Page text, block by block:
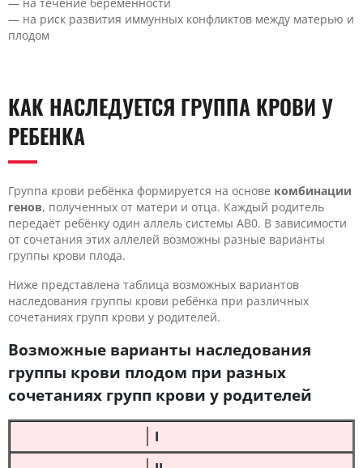
— на риск развития иммунных конфликтов между матерью и
плодом
КАК НАСЛЕДУЕТСЯ ГРУППА КРОВИ У
РЕБЕНКА
Группа крови ребёнка формируется на основе комбинации
генов, полученных от матери и отца. Каждый родитель
передаёт ребёнку один аллель системы AB0. В зависимости
от сочетания этих аллелей возможны разные варианты
группы крови плода.
Ниже представлена таблица возможных вариантов
наследования группы крови ребёнка при различных
сочетаниях групп крови у родителей.
Возможные варианты наследования
группы крови плодом при разных
сочетаниях групп крови у родителей
I